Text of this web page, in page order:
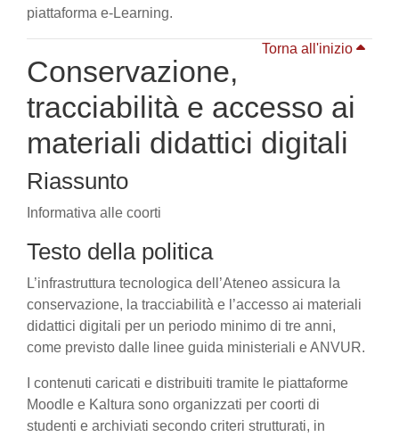
piattaforma e-Learning.
Torna all'inizio
Conservazione,
tracciabilità e accesso ai
materiali didattici digitali
Riassunto
Informativa alle coorti
Testo della politica
L’infrastruttura tecnologica dell’Ateneo assicura la
conservazione, la tracciabilità e l’accesso ai materiali
didattici digitali per un periodo minimo di tre anni,
come previsto dalle linee guida ministeriali e ANVUR.
I contenuti caricati e distribuiti tramite le piattaforme
Moodle e Kaltura sono organizzati per coorti di
studenti e archiviati secondo criteri strutturati, in